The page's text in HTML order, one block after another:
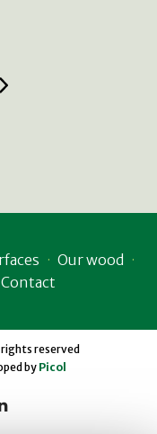
Our wood
Contact
reserved
byPicol